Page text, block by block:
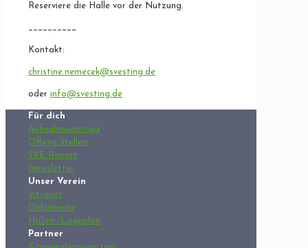
Reserviere die Halle vor der Nutzung.
__________
Kontakt:
christine.nemecek@svesting.de
oder info@svesting.de
Für dich
Aufnahmeantrag
Offene Stellen
SVE Report
Newsletter
Unser Verein
Intranet
Dokumente
Hallen-/Lageplan
Partner